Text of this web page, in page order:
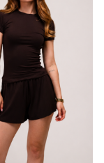
100% поліестер